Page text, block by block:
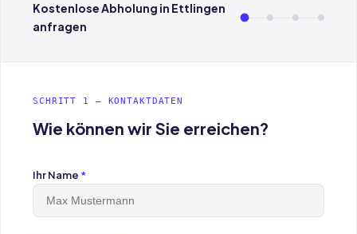
Kostenlose Abholung in Ettlingen
anfragen
SCHRITT 1 — KONTAKTDATEN
Wie können wir Sie erreichen?
Ihr Name *